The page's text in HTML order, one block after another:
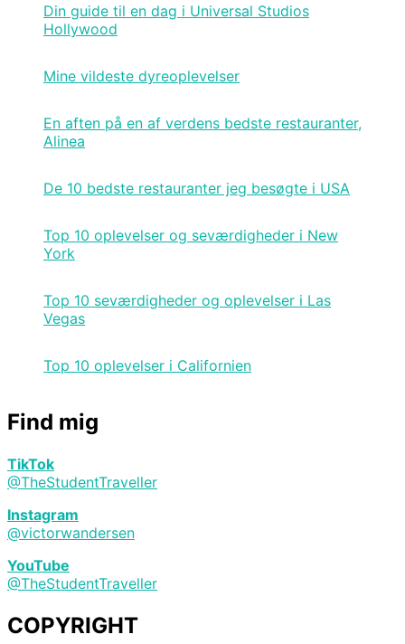
Din guide til en dag i Universal Studios
Hollywood
Mine vildeste dyreoplevelser
En aften på en af verdens bedste restauranter,
Alinea
De 10 bedste restauranter jeg besøgte i USA
Top 10 oplevelser og seværdigheder i New
York
Top 10 seværdigheder og oplevelser i Las
Vegas
Top 10 oplevelser i Californien
Find mig
TikTok
@TheStudentTraveller
Instagram
@victorwandersen
YouTube
@TheStudentTraveller
COPYRIGHT